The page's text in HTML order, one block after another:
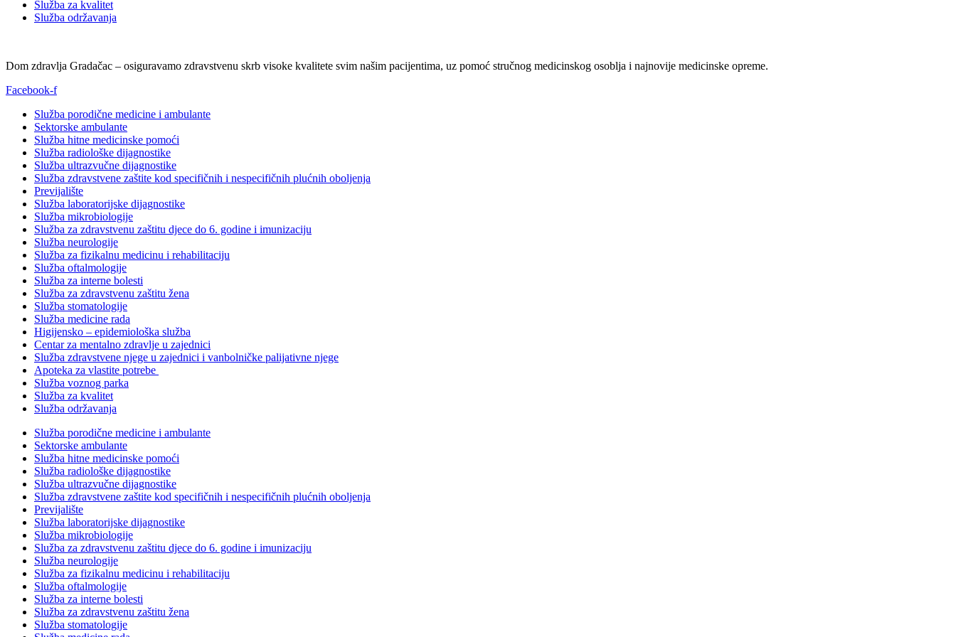
Služba za kvalitet
Služba održavanja
Dom zdravlja Gradačac – osiguravamo zdravstvenu skrb visoke kvalitete svim našim pacijentima, uz pomoć stručnog medicinskog osoblja i najnovije medicinske opreme.
Facebook-f
Služba porodične medicine i ambulante
Sektorske ambulante
Služba hitne medicinske pomoći
Služba radiološke dijagnostike
Služba ultrazvučne dijagnostike
Služba zdravstvene zaštite kod specifičnih i nespecifičnih plućnih oboljenja
Previjalište
Služba laboratorijske dijagnostike
Služba mikrobiologije
Služba za zdravstvenu zaštitu djece do 6. godine i imunizaciju
Služba neurologije
Služba za fizikalnu medicinu i rehabilitaciju
Služba oftalmologije
Služba za interne bolesti
Služba za zdravstvenu zaštitu žena
Služba stomatologije
Služba medicine rada
Higijensko – epidemiološka služba
Centar za mentalno zdravlje u zajednici
Služba zdravstvene njege u zajednici i vanbolničke palijativne njege
Apoteka za vlastite potrebe
Služba voznog parka
Služba za kvalitet
Služba održavanja
Služba porodične medicine i ambulante
Sektorske ambulante
Služba hitne medicinske pomoći
Služba radiološke dijagnostike
Služba ultrazvučne dijagnostike
Služba zdravstvene zaštite kod specifičnih i nespecifičnih plućnih oboljenja
Previjalište
Služba laboratorijske dijagnostike
Služba mikrobiologije
Služba za zdravstvenu zaštitu djece do 6. godine i imunizaciju
Služba neurologije
Služba za fizikalnu medicinu i rehabilitaciju
Služba oftalmologije
Služba za interne bolesti
Služba za zdravstvenu zaštitu žena
Služba stomatologije